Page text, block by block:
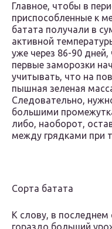
Главное, чтобы в
приспособленные к
батата получали в
активной
уже через 86-90
первые заморозки
учитывать, что на
пышная зеленая
Следовательно,
большими
либо, наоборот,
между грядками при
Сорта батата
К слову, в последнем
гораздо больший